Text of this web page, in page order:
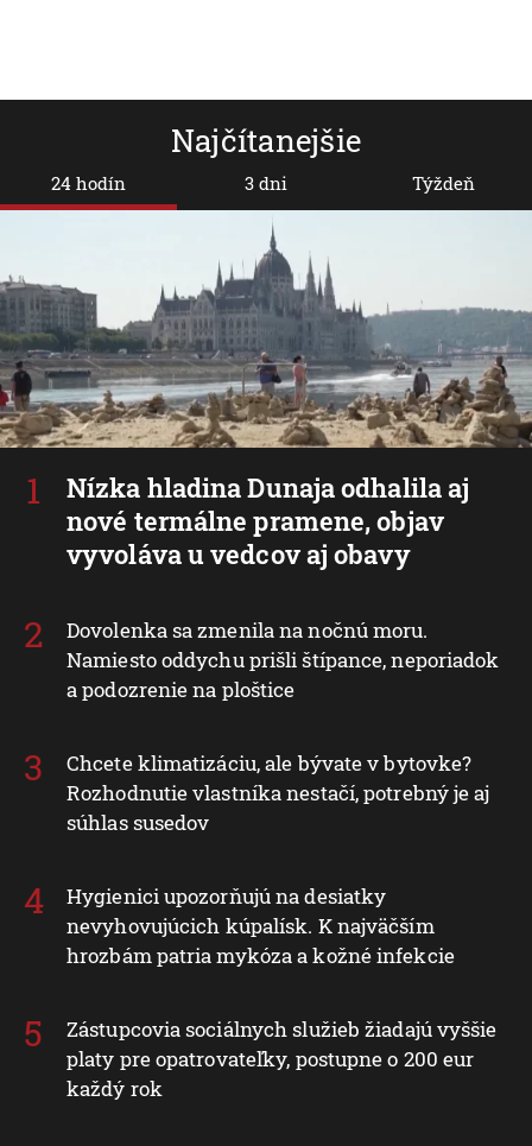
Najčítanejšie
24 hodín
Nízka hladina Dunaja odhalila aj
nové termálne pramene, objav
vyvoláva u vedcov aj obavy
Dovolenka sa zmenila na nočnú moru.
Namiesto oddychu prišli štípance, neporiadok
a podozrenie na ploštice
Chcete klimatizáciu, ale bývate v bytovke?
Rozhodnutie vlastníka nestačí, potrebný je aj
súhlas susedov
Hygienici upozorňujú na desiatky
nevyhovujúcich kúpalísk. K najväčším
hrozbám patria mykóza a kožné infekcie
Zástupcovia sociálnych služieb žiadajú vyššie
platy pre opatrovateľky, postupne o 200 eur
každý rok
3 dni Týždeň